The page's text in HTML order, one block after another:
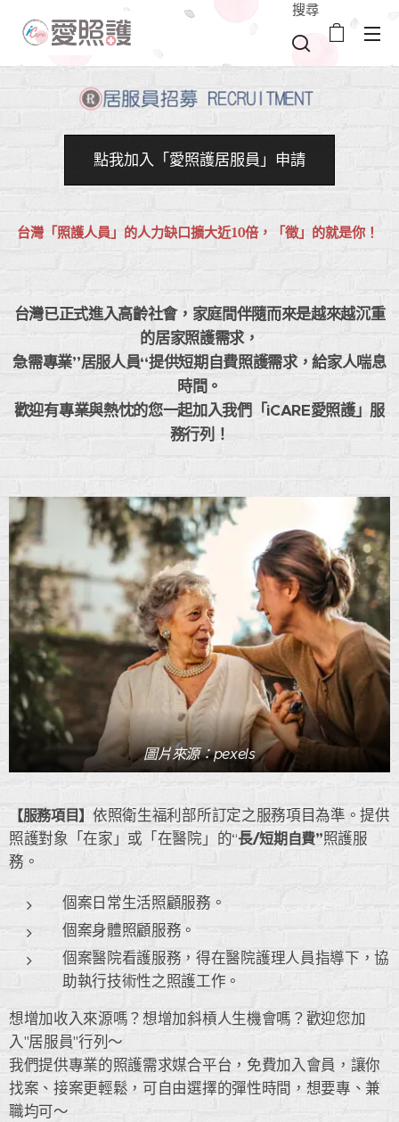
搜尋
點我加入「愛照護居服員」申請
台灣「照護人員」的人力缺口擴大近10倍，「徵」的就是你！
台灣已正式進入高齡社會，家庭間伴隨而來是越來越沉重
的居家照護需求，
急需專業”居服人員“提供短期自費照護需求，給家人喘息
時間。
歡迎有專業與熱忱的您一起加入我們「iCARE愛照護」服
務行列！
圖片來源：pexels
【服務項目】依照衛生福利部所訂定之服務項目為準。提供
照護對象「在家」或「在醫院」的“長/短期自費”照護服
務。
個案日常生活照顧服務。
個案身體照顧服務。
個案醫院看護服務，得在醫院護理人員指導下，協
助執行技術性之照護工作。
想增加收入來源嗎？想增加斜槓人生機會嗎？歡迎您加
入"居服員"行列～
我們提供專業的照護需求媒合平台，免費加入會員，讓你
找案、接案更輕鬆，可自由選擇的彈性時間，想要專、兼
職均可～